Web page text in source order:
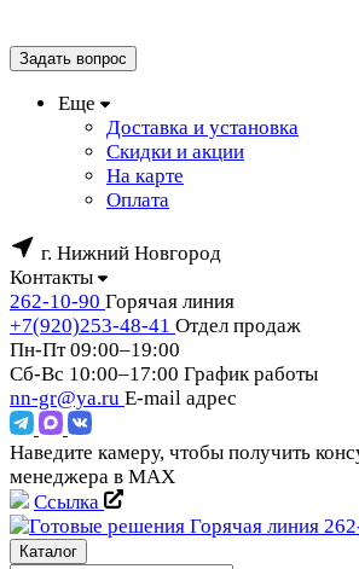
Задать вопрос
Еще
Доставка и установка
Скидки и акции
На карте
Оплата
г. Нижний Новгород
Контакты
262-10-90 Горячая линия
+7(920)253-48-41 Отдел продаж
Пн-Пт 09:00–19:00
Сб-Вс 10:00–17:00 График работы
nn-gr@ya.ru E-mail адрес
Наведите камеру, чтобы получить
менеджера в MAX
Ссылка
Горячая линия
Каталог